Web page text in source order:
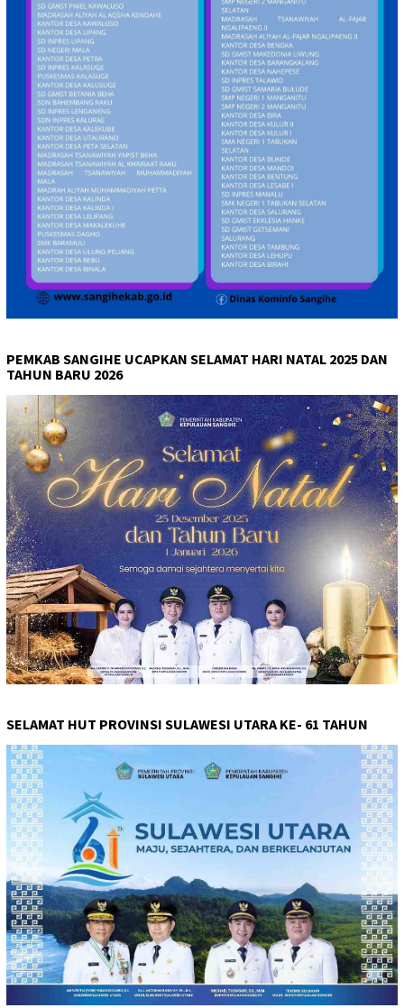
PEMKAB SANGIHE UCAPKAN SELAMAT HARI NATAL 2025 DAN
TAHUN BARU 2026
SELAMAT HUT PROVINSI SULAWESI UTARA KE- 61 TAHUN